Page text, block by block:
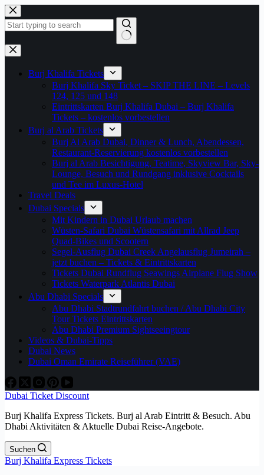
Zum
Inhalt
springen
Keine
Ergebnisse
Burj Khalifa Tickets
Burj Khalifa Sky Ticket – SKIP THE LINE – Levels
124, 125 und 148
Eintrittskarten Burj Khalifa Dubai – Burj Khalifa
Tickets – kostenlos vorbestellen
Burj al Arab Tickets
Burj Al Arab Dubai, Dinner & Lunch, Abendessen,
Restaurant-Reservierung kostenlos vorbestellen
Burj al Arab Besichtigung, Teatime, Skyview Bar, Sky-
Lounge, Besuch und Rundgang inklusive Cocktails
und Tee im Luxus-Hotel
Travel Deals
Dubai Specials
Mit Kindern in Dubai Urlaub machen
Wüsten-Safari Dubai Wüstensafari mit Allrad Jeep
Quad-Bikes und Scootern
Segel-Ausflug Dubai Creek Angelausflug Jumeirah –
jetzt buchen – Tickets & Eintrittskarten
Tickets Dubai Rundflug Seawings Airplane Flug Show
Tickets Waterpark Atlantis Dubai
Abu Dhabi Specials
Abu Dhabi Stadtrundfahrt buchen / Abu Dhabi City
Tour Tickets Eintrittskarten
Abu Dhabi Premium Sightseeingtour
Videos & Dubai-Tipps
Dubai News
Dubai Oman Emirate Reiseführer (VAE)
Dubai Ticket Discount
Burj Khalifa Express Tickets. Burj al Arab Eintritt & Besuch. Abu
Dhabi Aktivitäten & Aktuelle Dubai Reise-Angebote.
Suchen
Burj Khalifa Express Tickets